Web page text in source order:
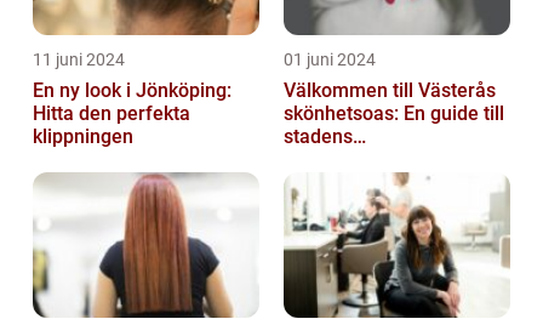
11 juni 2024
En ny look i Jönköping:
Hitta den perfekta
klippningen
01 juni 2024
Välkommen till Västerås
skönhetsoas: En guide till
stadens